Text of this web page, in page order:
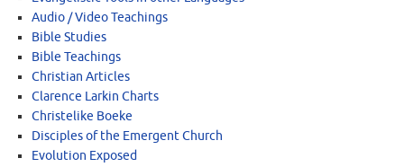
Audio / Video Teachings
Bible Studies
Bible Teachings
Christian Articles
Clarence Larkin Charts
Christelike Boeke
Disciples of the Emergent Church
Evolution Exposed